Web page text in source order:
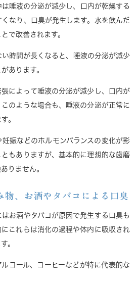
は唾液の分泌が減少し、口内が乾燥する
なり、口臭が発生します。水を飲んだ
で改善されます。
い時間が長くなると、唾液の分泌が減少
あります。
張によって唾液の分泌が減少し、口内が
のような場合も、唾液の分泌が正常に
。
娠などのホルモンバランスの変化が影
もありますが、基本的に理想的な歯磨
りません。
、お酒やタバコによる口臭
お酒やタバコが原因で発生する口臭も
これらは消化の過程や体内に吸収され
。
コール、コーヒーなどが特に代表的な